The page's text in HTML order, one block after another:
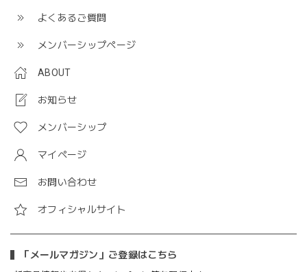
よくあるご質問
メンバーシップページ
ABOUT
お知らせ
メンバーシップ
マイページ
お問い合わせ
オフィシャルサイト
「メールマガジン」ご登録はこちら